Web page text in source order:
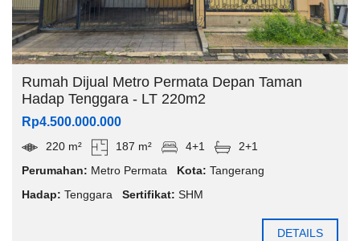
Rumah Dijual Metro Permata Depan Taman
Hadap Tenggara - LT 220m2
Rp4.500.000.000
220 m² 187 m² 4+1
2+1
Perumahan: Metro Permata Kota: Tangerang
Hadap: Tenggara Sertifikat: SHM
DETAILS